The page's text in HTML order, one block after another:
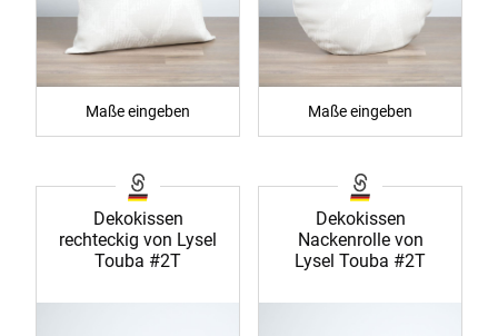
Maße eingeben Maße eingeben
Dekokissen
rechteckig von Lysel
Touba #2T
Dekokissen
Nackenrolle von
Lysel Touba #2T